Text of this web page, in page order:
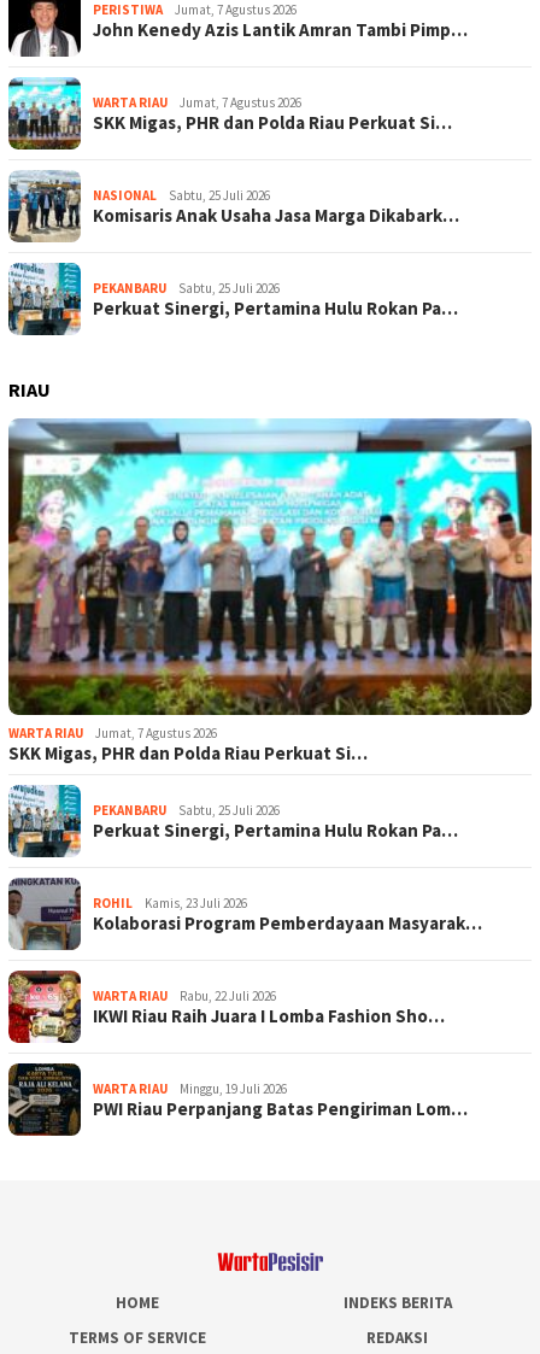
PERISTIWA Jumat, 7 Agustus 2026
John Kenedy Azis Lantik Amran Tambi Pimp…
WARTA RIAU Jumat, 7 Agustus 2026
SKK Migas, PHR dan Polda Riau Perkuat Si…
NASIONAL Sabtu, 25 Juli 2026
Komisaris Anak Usaha Jasa Marga Dikabark…
PEKANBARU Sabtu, 25 Juli 2026
Perkuat Sinergi, Pertamina Hulu Rokan Pa…
RIAU
WARTA RIAU Jumat, 7 Agustus 2026
SKK Migas, PHR dan Polda Riau Perkuat Si…
PEKANBARU Sabtu, 25 Juli 2026
Perkuat Sinergi, Pertamina Hulu Rokan Pa…
ROHIL Kamis, 23 Juli 2026
Kolaborasi Program Pemberdayaan Masyarak…
WARTA RIAU Rabu, 22 Juli 2026
IKWI Riau Raih Juara I Lomba Fashion Sho…
WARTA RIAU Minggu, 19 Juli 2026
PWI Riau Perpanjang Batas Pengiriman Lom…
HOME
INDEKS BERITA
TERMS OF SERVICE
REDAKSI